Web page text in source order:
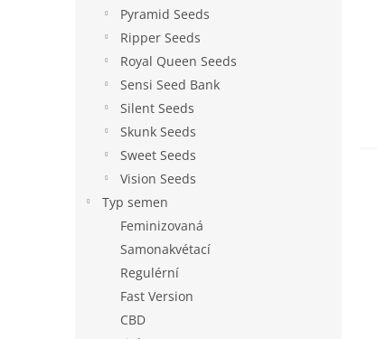
Pyramid Seeds
Ripper Seeds
Royal Queen Seeds
Sensi Seed Bank
Silent Seeds
Skunk Seeds
Sweet Seeds
Vision Seeds
Typ semen
Feminizovaná
Samonakvétací
Regulérní
Fast Version
CBD